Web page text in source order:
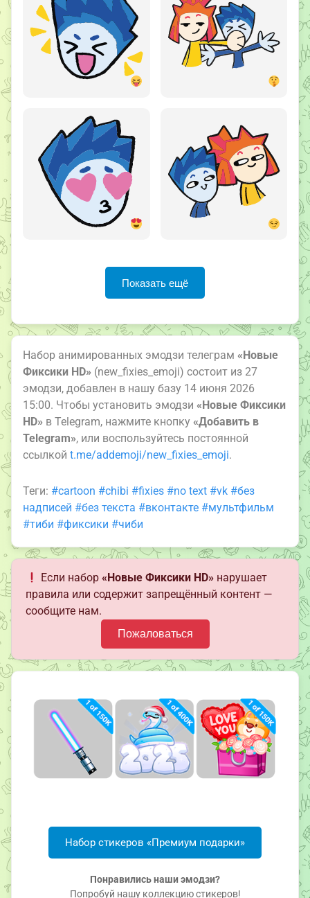
Показать ещё
Набор анимированных эмодзи телеграм «Новые
Фиксики HD» (new_fixies_emoji) состоит из 27
эмодзи, добавлен в нашу базу 14 июня 2026
15:00. Чтобы установить эмодзи «Новые Фиксики
HD» в Telegram, нажмите кнопку «Добавить в
Telegram», или воспользуйтесь постоянной
ссылкой t.me/addemoji/new_fixies_emoji.
Теги: #cartoon #chibi #fixies #no text #vk #без
надписей #без текста #вконтакте #мультфильм
#тиби #фиксики #чиби
Если набор«Новые Фиксики HD» нарушает
правила или содержит запрещённый контент —
сообщите нам.
Пожаловаться
Набор стикеров «Премиум подарки»
Понравились наши эмодзи?
Попробуй нашу коллекцию стикеров!